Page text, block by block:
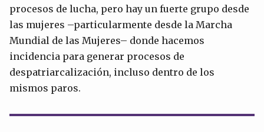
procesos de lucha, pero hay un fuerte grupo desde
las mujeres –particularmente desde la Marcha
Mundial de las Mujeres– donde hacemos
incidencia para generar procesos de
despatriarcalización, incluso dentro de los
mismos paros.